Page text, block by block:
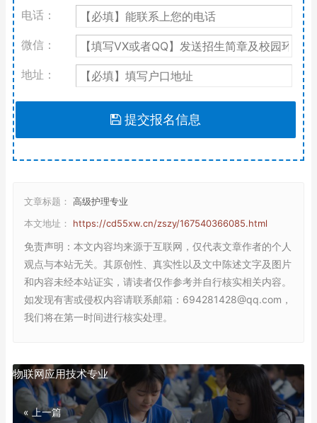
电话：
微信：
地址：
提交报名信息
文章标题： 高级护理专业
本文地址： https://cd55xw.cn/zszy/167540366085.html
免责声明 ：本文内容均来源于互联网，仅代表文章作者的个人
观点与本站无关。其原创性、真实性以及文中陈述文字及图片
和内容未经本站证实，请读者仅作参考并自行核实相关内容。
如发现有害或侵权内容请联系邮箱：694281428@qq.com，
我们将在第一时间进行核实处理。
物联网应用技术专业
« 上一篇